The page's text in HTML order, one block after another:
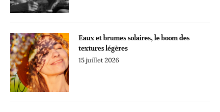
Eaux et brumes solaires, le boom des
textures légères
15 juillet 2026